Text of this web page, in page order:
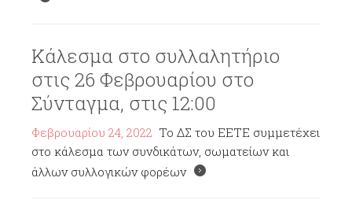
Κάλεσμα στο συλλαλητήριο
στις 26 Φεβρουαρίου στο
Σύνταγμα, στις 12:00
Φεβρουαρίου 24, 2022 Το ΔΣ του ΕΕΤΕ συμμετέχει
στο κάλεσμα των συνδικάτων, σωματείων και
άλλων συλλογικών φορέων